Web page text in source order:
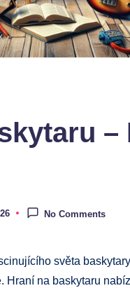
No Comments
světa
Hraní na baskytaru